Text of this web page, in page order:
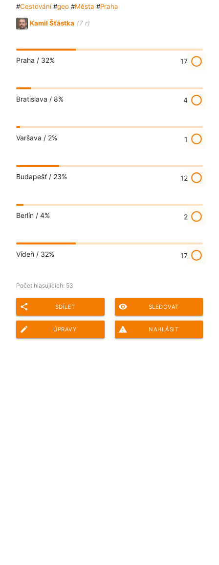
#Cestování#geo#Města #Praha
Kamil Šťástka (7 r)
Praha / 32% 17 radio_button_unchecked
Bratislava / 8% 4 radio_button_unchecked
Varšava / 2% 1 radio_button_unchecked
Budapešť / 23% 12 radio_button_unchecked
Berlín / 4% 2 radio_button_unchecked
Vídeň / 32% 17 radio_button_unchecked
Počet hlasujících: 53
share SDÍLET remove_red_eye SLEDOVAT
edit ÚPRAVY report_problem NAHLÁSIT